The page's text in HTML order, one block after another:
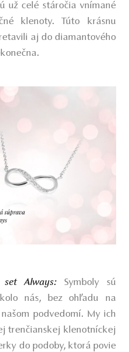
už celé stáročia vnímané
klenoty. Túto krásnu
aj do diamantového
set Always:
Symboly sú
nás, bez ohľadu na
podvedomí. My ich
trenčianskej klenotníckej
do podoby, ktorá povie